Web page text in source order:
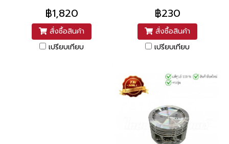
฿1,820
สั่งซื้อสินค้า
เปรียบเทียบ
฿230
สั่งซื้อสินค้า
เปรียบเทียบ